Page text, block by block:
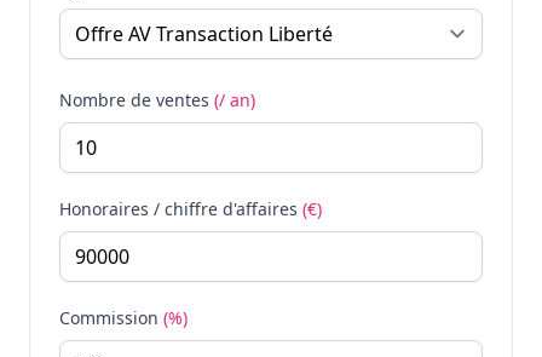
Nombre de ventes (/ an)
Honoraires / chiffre d'affaires (€)
Commission (%)